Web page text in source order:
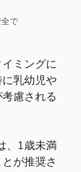
で
ミングに
乳幼児や
慮される
、1歳未満
が推奨さ